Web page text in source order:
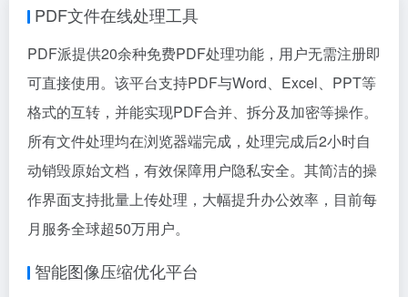
PDF文件在线处理工具
PDF派提供20余种免费PDF处理功能，用户无需注册即
可直接使用。该平台支持PDF与Word、Excel、PPT等
格式的互转，并能实现PDF合并、拆分及加密等操作。
所有文件处理均在浏览器端完成，处理完成后2小时自
动销毁原始文档，有效保障用户隐私安全。其简洁的操
作界面支持批量上传处理，大幅提升办公效率，目前每
月服务全球超50万用户。
智能图像压缩优化平台